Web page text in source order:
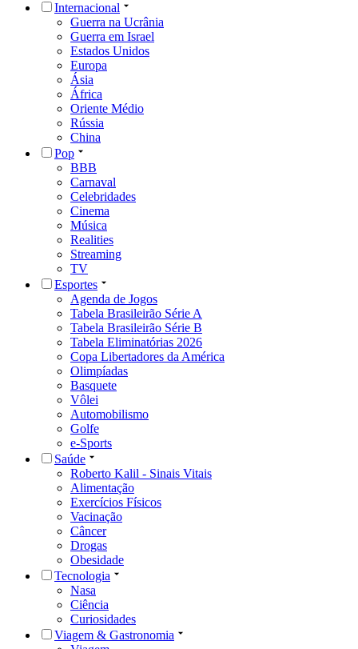
Internacional
Guerra na Ucrânia
Guerra em Israel
Estados Unidos
Europa
Ásia
África
Oriente Médio
Rússia
China
Pop
BBB
Carnaval
Celebridades
Cinema
Música
Realities
Streaming
TV
Esportes
Agenda de Jogos
Tabela Brasileirão Série A
Tabela Brasileirão Série B
Tabela Eliminatórias 2026
Copa Libertadores da América
Olimpíadas
Basquete
Vôlei
Automobilismo
Golfe
e-Sports
Saúde
Roberto Kalil - Sinais Vitais
Alimentação
Exercícios Físicos
Vacinação
Câncer
Drogas
Obesidade
Tecnologia
Nasa
Ciência
Curiosidades
Viagem & Gastronomia